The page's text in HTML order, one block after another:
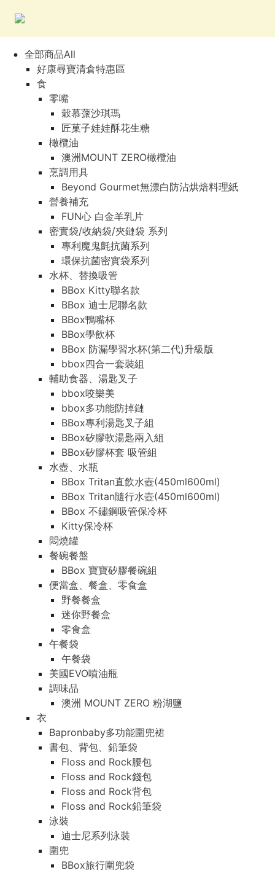
全部商品All
好康尋寶清倉特惠區
食
零嘴
穀慕蒎沙琪瑪
匠菓子娃娃酥花生糖
橄欖油
澳洲MOUNT ZERO橄欖油
烹調用具
Beyond Gourmet無漂白防沾烘焙料理紙
營養補充
FUN心 白金羊乳片
密實袋/收納袋/夾鏈袋 系列
專利魔鬼氈抗菌系列
環保抗菌密實袋系列
水杯、替換吸管
BBox Kitty聯名款
BBox 迪士尼聯名款
BBox鴨嘴杯
BBox學飲杯
BBox 防漏學習水杯(第二代)升級版
bbox四合一套裝組
輔助食器、湯匙叉子
bbox咬樂美
bbox多功能防掉鏈
BBox專利湯匙叉子組
BBox矽膠軟湯匙兩入組
BBox矽膠杯套 吸管組
水壺、水瓶
BBox Tritan直飲水壺(450ml600ml)
BBox Tritan隨行水壺(450ml600ml)
BBox 不鏽鋼吸管保冷杯
Kitty保冷杯
悶燒罐
餐碗餐盤
BBox 寶寶矽膠餐碗組
便當盒、餐盒、零食盒
野餐餐盒
迷你野餐盒
零食盒
午餐袋
午餐袋
美國EVO噴油瓶
調味品
澳洲 MOUNT ZERO 粉湖鹽
衣
Bapronbaby多功能圍兜裙
書包、背包、鉛筆袋
Floss and Rock腰包
Floss and Rock錢包
Floss and Rock背包
Floss and Rock鉛筆袋
泳裝
迪士尼系列泳裝
圍兜
BBox旅行圍兜袋